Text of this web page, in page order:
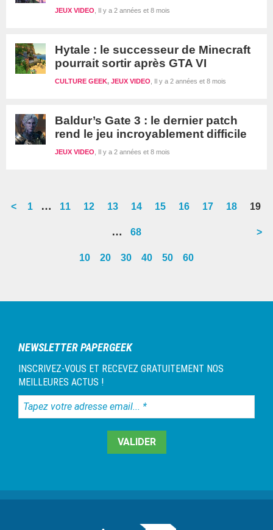
Il y a 2 années et 8 mois
JEUX VIDEO
Hytale : le successeur de Minecraft
pourrait sortir après GTA VI
Il y a 2 années et 8 mois
CULTURE GEEK, JEUX VIDEO
Baldur’s Gate 3 : le dernier patch
rend le jeu incroyablement difficile
Il y a 2 années et 8 mois
JEUX VIDEO
<
Go
1
Interim
…
Go
11
Go
12
Go
page
13
Go
page
14
Go
15
Go
16
Go
17
Go
18
Go
page
19
Interim
omitted
…
Go
page
68 >
10 20 30 40 50 60
latérale
NEWSLETTER PAPERGEEK
INSCRIVEZ-VOUS ET RECEVEZ GRATUITEMENT NOS
MEILLEURES ACTUS !
Tapez
votre